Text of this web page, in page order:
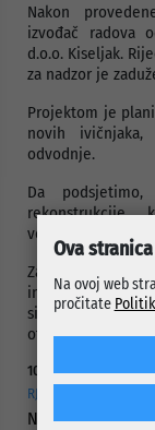
Nakon
izvođač radova
d.o.o. Kiseljak.
za nadzor je
Projektom je
novih ivičnjaka,
odvodnje.
Da
rekonstrukcije
vodovodne mreže
Završetkom ovih
infrastrukture u
sigurnije,
otpadnih voda za
10.08.2026.
RJEŠAVANJE
Nastavljeno
Ova
Na ovoj web
pročitate